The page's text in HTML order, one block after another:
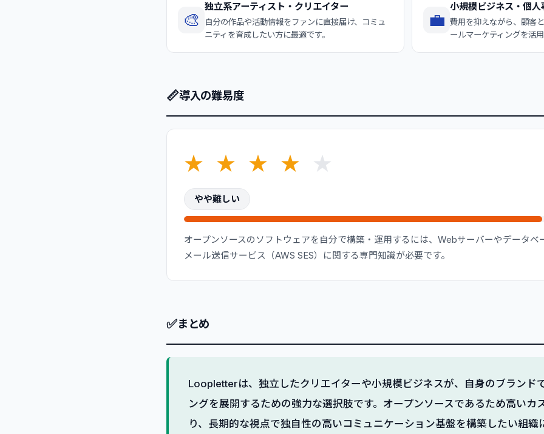
🎨
独立系アーティスト・クリエイター
自分の作品や活動情報をファンに直接届け、コミュ
ニティを育成したい方に最適です。
💼
小規模ビジネス・個人
費用を抑えながら、顧客
ールマーケティングを活
📏導入の難易度
★ ★ ★ ★ ★
やや難しい
オープンソースのソフトウェアを自分で構築・運用するには、Webサーバーやデータベ
メール送信サービス（AWS SES）に関する専門知識が必要です。
✅まとめ
Loopletterは、独立したクリエイターや小規模ビジネスが、自身のブランド
ングを展開するための強力な選択肢です。オープンソースであるため高いカ
り、長期的な視点で独自性の高いコミュニケーション基盤を構築したい組織